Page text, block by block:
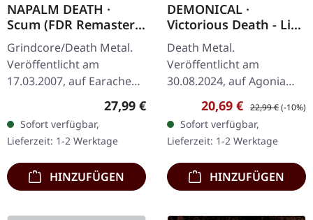
NAPALM DEATH ·
Scum (FDR Remaster)
| BLACK LP
Grindcore/Death Metal.
Veröffentlicht am
17.03.2007, auf Earache
Records. Schwarzes Vinyl,
FDR Remaster. Napalm
Deaths "Scum" gilt als
eines der…
Regulärer Preis:
27,99 €
Sofort verfügbar,
Lieferzeit: 1-2 Werktage
HINZUFÜGEN
DEMONICAL ·
Victorious Death - Live
in Latin America | RED
SMOKE LP
Death Metal.
Veröffentlicht am
30.08.2024, auf Agonia
Records. "Red Smoke"
Vinyl. Limitiert auf 100
Exemplare. Die
schwedischen Death
Metal Titanen…
Verkaufspreis:
20,69 € Regulärer Preis:
22,99 €(-10%)
Sofort verfügbar,
Lieferzeit: 1-2 Werktage
HINZUFÜGEN